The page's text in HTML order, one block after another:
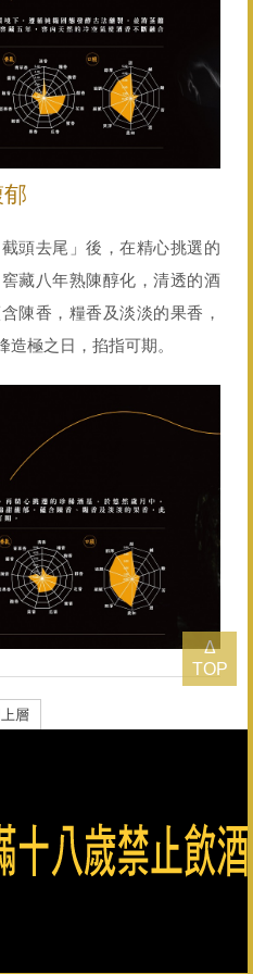
Δ
TOP
頭去尾」後，在精心挑選的
藏八年熟陳醇化，清透的酒
陳香，糧香及淡淡的果香，
極之日，掐指可期。
層
有 Copyright © Kinmen